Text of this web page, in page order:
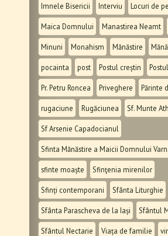
Imnele Bisericii Interviu Locuri de
Maica Domnului Manastirea Neamt
Minuni Monahism Mănăstire
pocainta post Postul creștin
Pr. Petru Roncea Priveghere Părinte
rugaciune Rugăciunea Sf. Munte
Sf Arsenie Capadocianul
Sfinta Mănăstire a Maicii Domnului
sfinte moaște Sfinţenia mirenilor
Sfinți contemporani Sfânta Liturghie
Sfânta Parascheva de la Iași Sfântul
Sfântul Nectarie Viața de familie